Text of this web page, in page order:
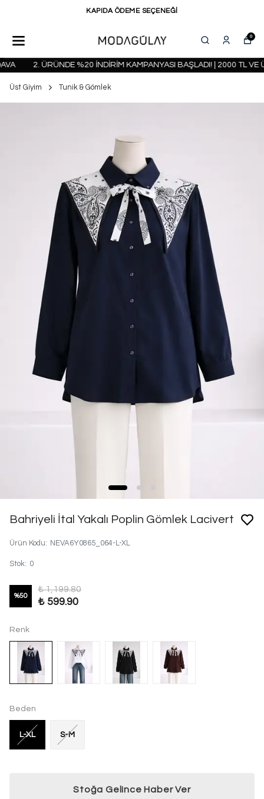
KAPIDA ÖDEME SEÇENEĞİ
0
2. ÜRÜNDE %20 İNDİRİM KAMPANYASI BAŞLADI! | 2000 TL VE
Üst Giyim Tunik & Gömlek
Bahriyeli İtal Yakalı Poplin Gömlek Lacivert
Ürün Kodu: NEVA6Y0865_064-L-XL
Stok: 0
%50
₺ 1,199.80
₺ 599.90
Renk
Beden
L-XL S-M
Stoğa Gelince Haber Ver